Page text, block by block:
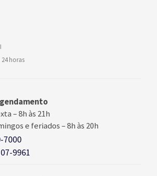
horas
–8h às 21h
e feriados–8h às 20h
7000
9961